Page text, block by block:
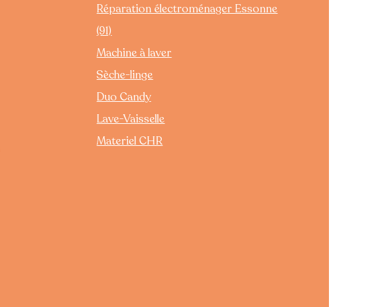
Réparation électroménager Essonne
(91)
Machine à laver
Sèche-linge
Duo Candy
Lave-Vaisselle
Materiel CHR